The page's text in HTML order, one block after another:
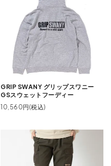
GRIP SWANY グリップスワニー
GSスウェットフーディー
10,560円(税込)